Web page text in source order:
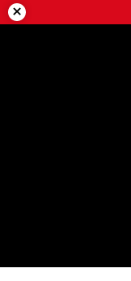
×